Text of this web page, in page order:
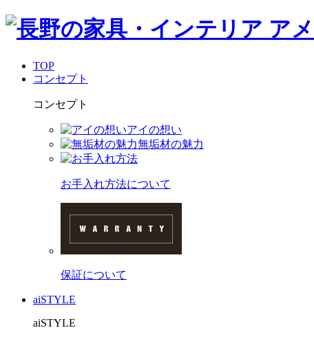
TOP
コンセプト
コンセプト
アイの想い
無垢材の魅力
お手入れ方法について
保証について
aiSTYLE
aiSTYLE